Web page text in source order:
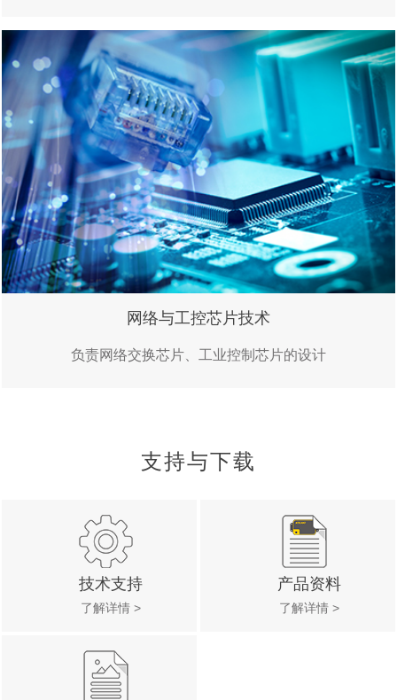
网络与工控芯片技术
负责网络交换芯片、工业控制芯片的设计
支持与下载
技术支持
了解详情 >
产品资料
了解详情 >